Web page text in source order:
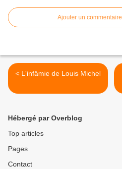
Ajouter un commentaire
< L'infâmie de Louis Michel
Hébergé par Overblog
Top articles
Pages
Contact